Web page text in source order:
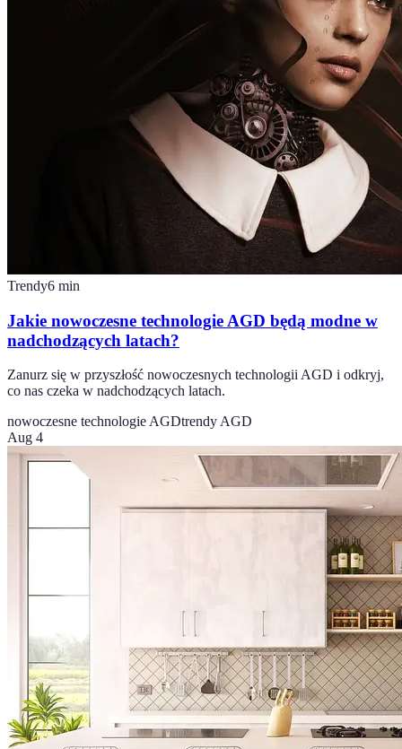
Trendy6 min
Jakie nowoczesne technologie AGD będą modne w
nadchodzących latach?
Zanurz się w przyszłość nowoczesnych technologii AGD i odkryj,
co nas czeka w nadchodzących latach.
nowoczesne technologie AGDtrendy AGD
Aug 4